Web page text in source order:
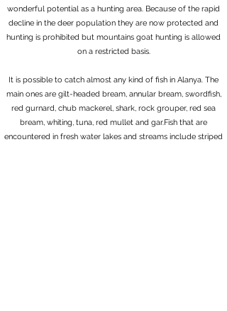
wonderful potential as a hunting area. Because of the rapid
decline in the deer population they are now protected and
hunting is prohibited but mountains goat hunting is allowed
on a restricted basis.
It is possible to catch almost any kind of fish in Alanya. The
main ones are gilt-headed bream, annular bream, swordfish,
red gurnard, chub mackerel, shark, rock grouper, red sea
bream, whiting, tuna, red mullet and gar.Fish that are
encountered in fresh water lakes and streams include striped